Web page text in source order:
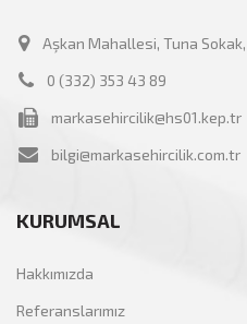
Aşkan Mahallesi, Tuna
0 (332) 353 43 89
markasehircilik@hs01.kep.tr
bilgi@markasehircilik.com.tr
KURUMSAL
Hakkımızda
Referanslarımız